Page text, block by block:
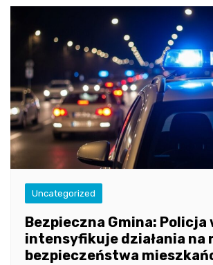
Uncategorized
Bezpieczna Gmina: Policja
intensyfikuje działania na
bezpieczeństwa